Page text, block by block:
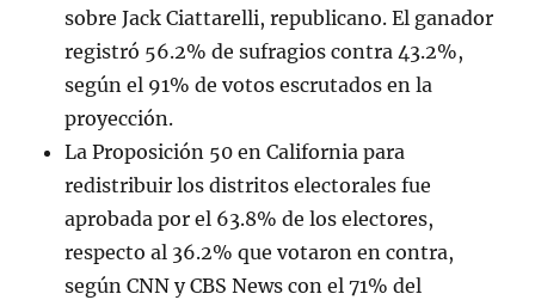
sobre Jack Ciattarelli, republicano. El ganador
registró 56.2% de sufragios contra 43.2%,
según el 91% de votos escrutados en la
proyección.
La Proposición 50 en California para
redistribuir los distritos electorales fue
aprobada por el 63.8% de los electores,
respecto al 36.2% que votaron en contra,
según CNN y CBS News con el 71% del